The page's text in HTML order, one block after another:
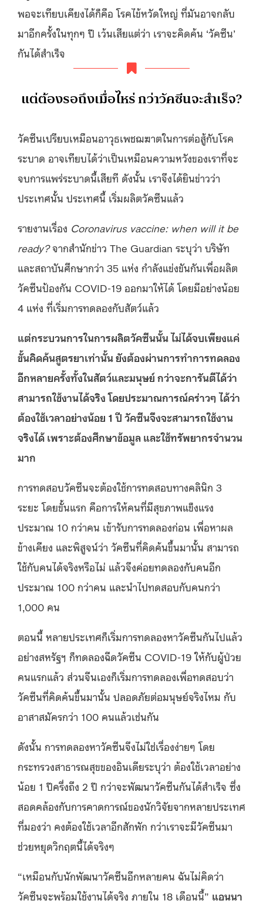
พอจะเทียบเคียงได้ก็คือ โรคไข้หวัดใหญ่ ที่มันอาจกลับ
มาอีกครั้งในทุกๆ ปี เว้นเสียแต่ว่า เราจะคิดค้น ‘วัคซีน’
กันได้สำเร็จ
แต่ต้องรอถึงเมื่อไหร่ กว่าวัคซีนจะสำเร็จ?
วัคซีนเปรียบเหมือนอาวุธเพชฌฆาตในการต่อสู้กับโรค
ระบาด อาจเทียบได้ว่าเป็นเหมือนความหวังของเราที่จะ
จบการแพร่ระบาดนี้เสียที ดังนั้น เราจึงได้ยินข่าวว่า
ประเทศนั้น ประเทศนี้ เริ่มผลิตวัคซีนแล้ว
รายงานเรื่อง Coronavirus vaccine: when will it be
ready?จากสำนักข่าว The Guardian ระบุว่า บริษัท
และสถาบันศึกษากว่า 35 แห่ง กำลังแข่งขันกันเพื่อผลิต
วัคซีนป้องกัน COVID-19 ออกมาให้ได้ โดยมีอย่างน้อย
4 แห่ง ที่เริ่มการทดลองกับสัตว์แล้ว
แต่กระบวนการในการผลิตวัคซีนนั้น ไม่ได้จบเพียงแค่
ขั้นคิดค้นสูตรยาเท่านั้น ยังต้องผ่านการทำการทดลอง
อีกหลายครั้งทั้งในสัตว์และมนุษย์ กว่าจะการันตีได้ว่า
สามารถใช้งานได้จริง โดยประมาณการณ์คร่าวๆ ได้ว่า
ต้องใช้เวลาอย่างน้อย 1 ปี วัคซีนจึงจะสามารถใช้งาน
จริงได้ เพราะต้องศึกษาข้อมูล และใช้ทรัพยากรจำนวน
มาก
การทดสอบวัคซีนจะต้องใช้การทดสอบทางคลินิก 3
ระยะ โดยขั้นแรก คือการให้คนที่มีสุขภาพแข็งแรง
ประมาณ 10 กว่าคน เข้ารับการทดลองก่อน เพื่อหาผล
ข้างเคียง และพิสูจน์ว่า วัคซีนที่คิดค้นขึ้นมานั้น สามารถ
ใช้กับคนได้จริงหรือไม่ แล้วจึงค่อยทดลองกับคนอีก
ประมาณ 100 กว่าคน และนำไปทดสอบกับคนกว่า
1,000 คน
ตอนนี้ หลายประเทศก็เริ่มการทดลองหาวัคซีนกันไปแล้ว
อย่างสหรัฐฯ ก็ทดลองฉีดวัคซีน COVID-19 ให้กับผู้ป่วย
คนแรกแล้ว ส่วนจีนเองก็เริ่มการทดลองเพื่อทดสอบว่า
วัคซีนที่คิดค้นขึ้นมานั้น ปลอดภัยต่อมนุษย์จริงไหม กับ
อาสาสมัครกว่า 100 คนแล้วเช่นกัน
ดังนั้น การทดลองหาวัคซีนจึงไม่ใช่เรื่องง่ายๆ โดย
กระทรวงสาธารณสุขของอินเดียระบุว่า ต้องใช้เวลาอย่าง
น้อย 1 ปีครึ่งถึง 2 ปี กว่าจะพัฒนาวัคซีนกันได้สำเร็จ ซึ่ง
สอดคล้องกับการคาดการณ์ของนักวิจัยจากหลายประเทศ
ที่มองว่า คงต้องใช้เวลาอีกสักพัก กว่าเราจะมีวัคซีนมา
ช่วยหยุดวิกฤตนี้ได้จริงๆ
“เหมือนกับนักพัฒนาวัคซีนอีกหลายคน ฉันไม่คิดว่า
วัคซีนจะพร้อมใช้งานได้จริง ภายใน 18 เดือนนี้” แอนนา